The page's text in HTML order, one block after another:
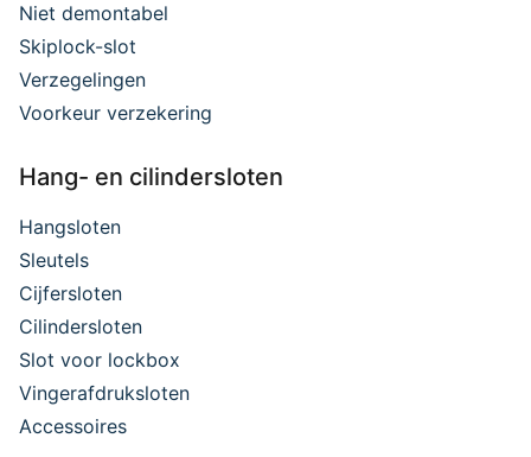
Niet demontabel
Skiplock-slot
Verzegelingen
Voorkeur verzekering
Hang- en cilindersloten
Hangsloten
Sleutels
Cijfersloten
Cilindersloten
Slot voor lockbox
Vingerafdruksloten
Accessoires